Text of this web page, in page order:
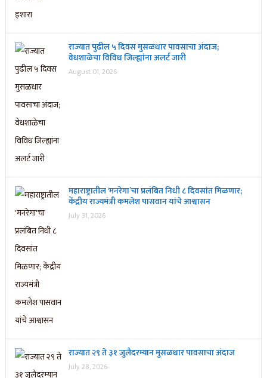
राज्यात पुढील ५ दिवस मुसळधार पावसाचा अंदाज;
वेधशाळेचा विविध जिल्ह्यांना अलर्ट जारी
August 01, 2026
महाराष्ट्रातील ‘मनरेगा’चा प्रलंबित निधी ८ दिवसांत मिळणार;
केंद्रीय राज्यमंत्री कमलेश पासवान यांचे आश्वासन
July 31, 2026
राज्यात २९ ते ३१ जुलैदरम्यान मुसळधार पावसाचा अंदाज
July 28, 2026